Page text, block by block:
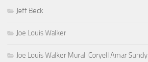
Jeff Beck
Joe Louis Walker
Joe Louis Walker Murali Coryell Amar Sundy